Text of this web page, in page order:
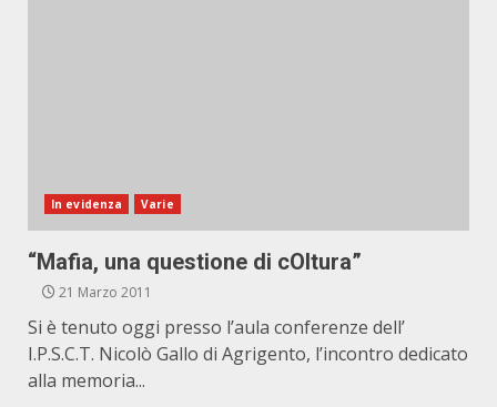
In evidenza Varie
“Mafia, una questione di cOltura”
21 Marzo 2011
Si è tenuto oggi presso l’aula conferenze dell’
I.P.S.C.T. Nicolò Gallo di Agrigento, l’incontro dedicato
alla memoria...